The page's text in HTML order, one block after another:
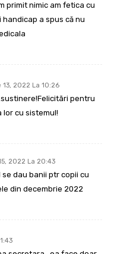
primit nimic am fetica cu
a spus că nu
13, 2022 La 10:26
pentru
cu sistemul!
2022 La 20:43
dau banii ptr copii cu
din decembrie 2022